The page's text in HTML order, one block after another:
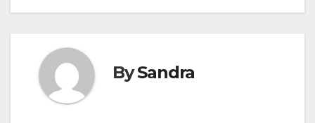
BySandra